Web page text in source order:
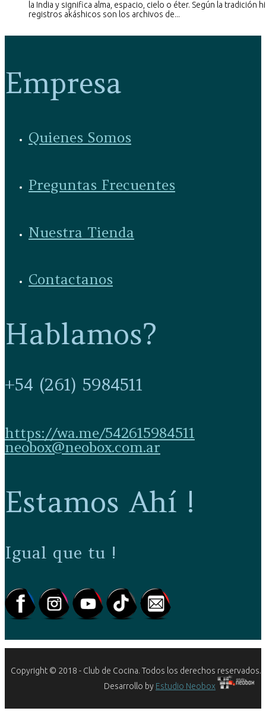
la India y significa alma, espacio, cielo o éter. Según la tradición
registros akáshicos son los archivos de...
Empresa
Quienes Somos
Preguntas Frecuentes
Nuestra Tienda
Contactanos
Hablamos?
+54 (261) 5984511
https://wa.me/542615984511
neobox@neobox.com.ar
Estamos Ahí !
Igual que tu !
Copyright © 2018 - Club de Cocina. Todos los derechos reservados.
Desarrollo by Estudio Neobox